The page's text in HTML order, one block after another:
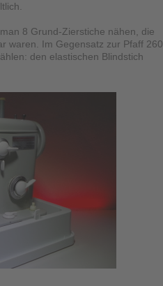
8 Grund-Zierstiche nähen, die
waren. Im Gegensatz zur Pfaff 260
den elastischen Blindstich